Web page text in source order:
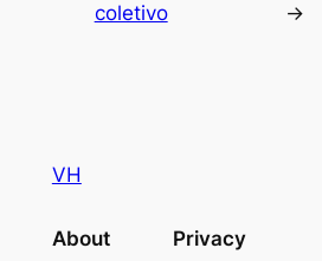
coletivo
→
VH
About Privacy